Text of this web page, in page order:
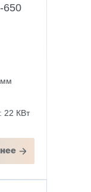
650
мм
22 КВт